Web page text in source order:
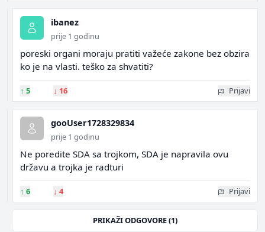
ibanez
prije 1 godinu
poreski organi moraju pratiti važeće zakone bez obzira
ko je na vlasti. teško za shvatiti?
↑ 5 ↓ 16 Prijavi
gooUser1728329834
prije 1 godinu
Ne poredite SDA sa trojkom, SDA je napravila ovu
državu a trojka je radturi
↑ 6 ↓ 4 Prijavi
PRIKAŽI ODGOVORE (1)